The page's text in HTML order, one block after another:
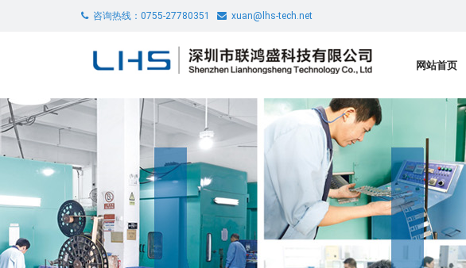
咨询热线：0755-27780351 xuan@lhs-tech.net
网站首页